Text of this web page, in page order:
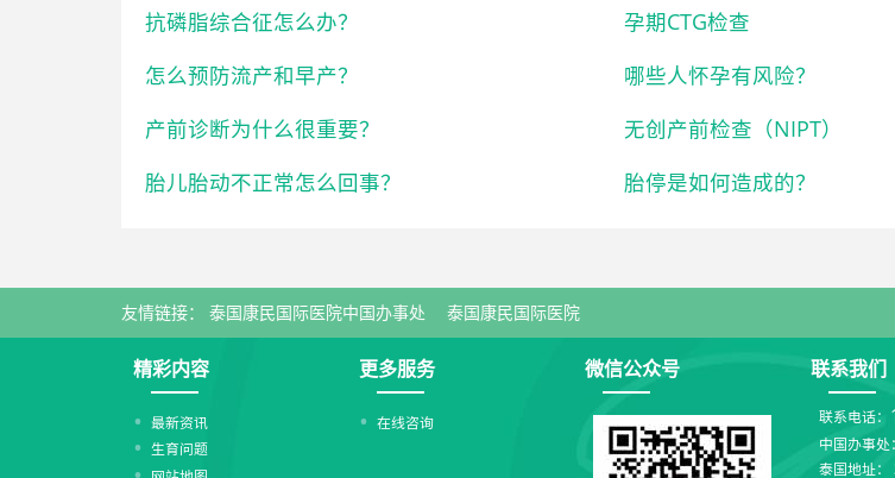
抗磷脂综合征怎么办？
孕期CTG检查
怎么预防流产和早产？
哪些人怀孕有风险？
产前诊断为什么很重要？
无创产前检查（NIPT）
胎儿胎动不正常怎么回事？
胎停是如何造成的？
友情链接： 泰国康民国际医院中国办事处 泰国康民国际医院
精彩内容
最新资讯
生育问题
更多服务
在线咨询
微信公众号 联系我们
联系电话：
中国办事
泰国地址